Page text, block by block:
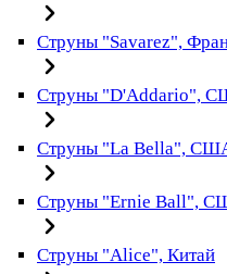
Струны "Savarez",
Струны "D'Addario",
Струны "La Bella",
Струны "Ernie Ball",
Струны "Alice", Китай